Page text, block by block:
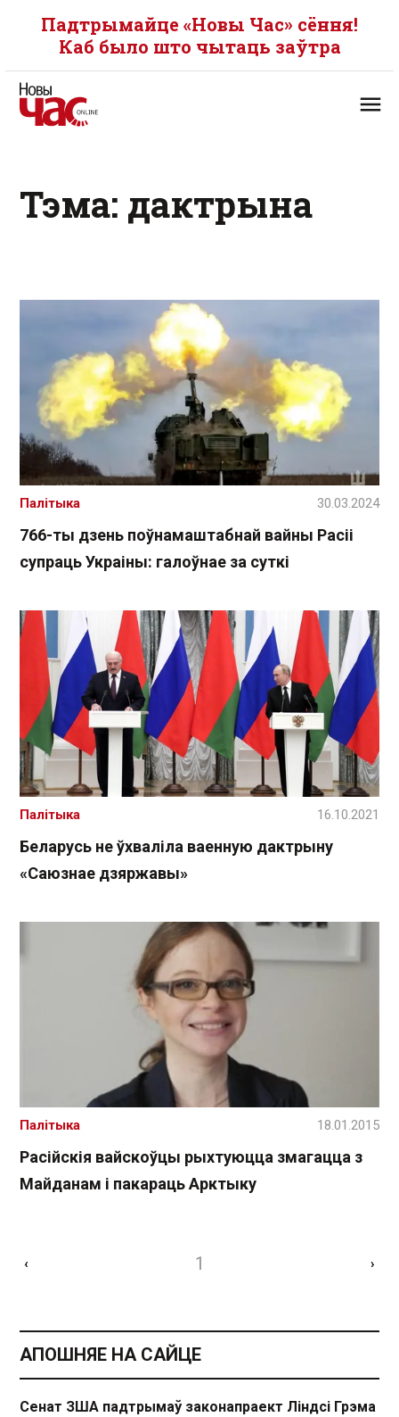
Падтрымайце «Новы Час» сёння!
Каб было што чытаць заўтра
Тэма: дактрына
766-ты дзень поўнамаштабнай вайны Расіі
супраць Украіны: галоўнае за суткі
Палітыка 30.03.2024
Беларусь не ўхваліла ваенную дактрыну
«Саюзнае дзяржавы»
Палітыка 16.10.2021
Расійскія вайскоўцы рыхтуюцца змагацца з
Майданам і пакараць Арктыку
Палітыка 18.01.2015
‹ 1 ›
АПОШНЯЕ НА САЙЦЕ
Сенат ЗША падтрымаў законапраект Ліндсі Грэма